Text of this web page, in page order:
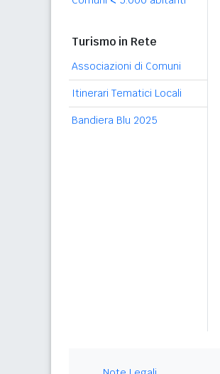
Turismo in Rete
Associazioni di Comuni
Itinerari Tematici Locali
Bandiera Blu 2025